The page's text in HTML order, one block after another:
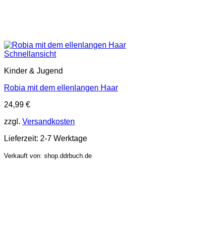
Schnellansicht
Kinder & Jugend
Robia mit dem ellenlangen Haar
24,99 €
zzgl. Versandkosten
Lieferzeit: 2-7 Werktage
Verkauft von: shop.ddrbuch.de